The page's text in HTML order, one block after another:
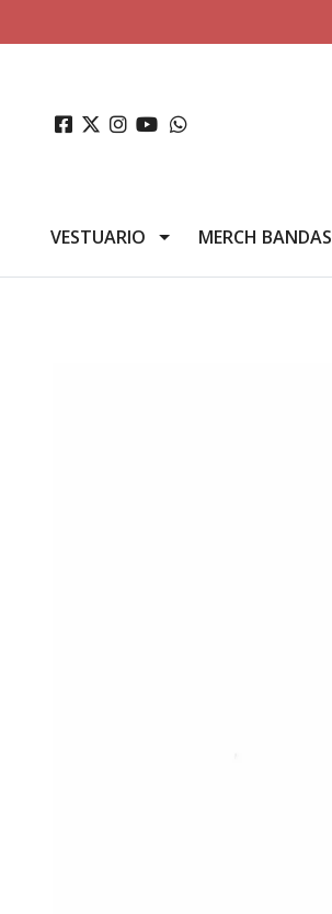
VESTUARIO MERCH BANDAS